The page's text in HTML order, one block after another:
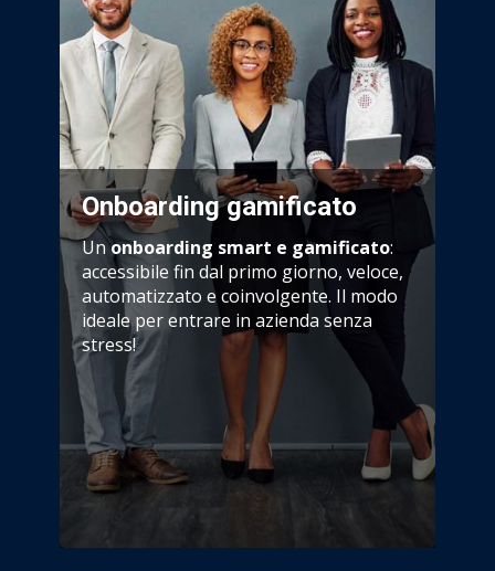
Onboarding gamificato
Unonboarding smart e gamificato:
accessibile fin dal primo giorno, veloce,
automatizzato e coinvolgente. Il modo
ideale per entrare in azienda senza
stress!